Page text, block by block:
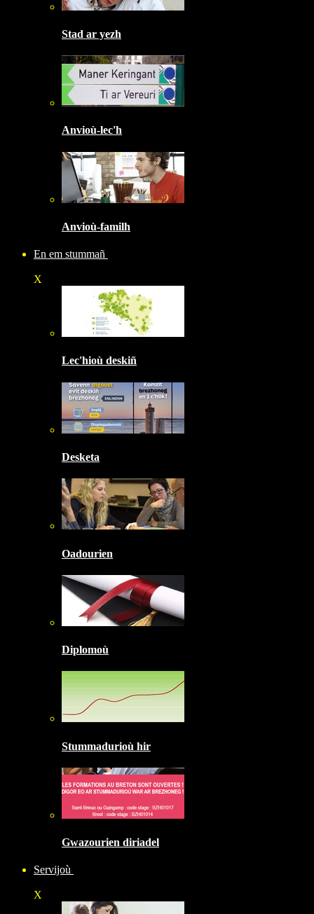
Stad ar yezh
Anvioù-lec'h
Anvioù-familh
En em stummañ
X
Lec'hioù deskiñ
Desketa
Oadourien
Diplomoù
Stummadurioù hir
Gwazourien diriadel
Servijoù
X